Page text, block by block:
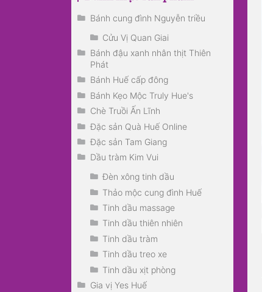
Bánh cung đình Nguyễn triều
Cửu Vị Quan Giai
Bánh đậu xanh nhân thịt Thiên
Phát
Bánh Huế cấp đông
Bánh Kẹo Mộc Truly Hue's
Chè Truồi Ấn Lĩnh
Đặc sản Quà Huế Online
Đặc sản Tam Giang
Dầu tràm Kim Vui
Đèn xông tinh dầu
Thảo mộc cung đình Huế
Tinh dầu massage
Tinh dầu thiên nhiên
Tinh dầu tràm
Tinh dầu treo xe
Tinh dầu xịt phòng
Gia vị Yes Huế